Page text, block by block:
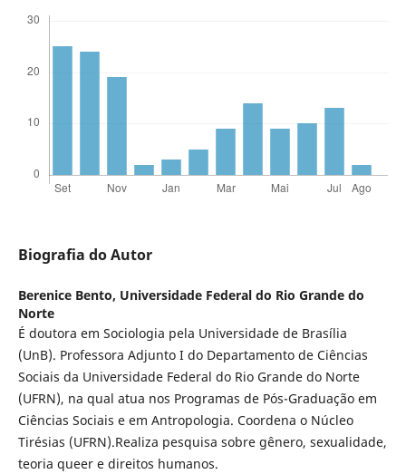
Biografia do Autor
Berenice Bento, Universidade Federal do Rio Grande do
Norte
É doutora em Sociologia pela Universidade de Brasília
(UnB). Professora Adjunto I do Departamento de Ciências
Sociais da Universidade Federal do Rio Grande do Norte
(UFRN), na qual atua nos Programas de Pós-Graduação em
Ciências Sociais e em Antropologia. Coordena o Núcleo
Tirésias (UFRN).Realiza pesquisa sobre gênero, sexualidade,
teoria queer e direitos humanos.